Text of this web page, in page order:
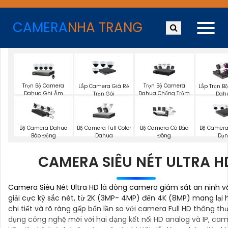
CAMERANHA TRANG
Trọn Bộ Camera
Dahua Ghi Âm
Lắp Camera Giá Rẻ
Trọn Gói
Trọn Bộ Camera
Dahua Chống Trộm
Lắp Trọn
Bộ Camera Dahua
Báo Động
Bộ Camera Full Color
Dahua
Bộ Camera Có Báo
Đông
Bộ
CAMERA SIÊU NÉT ULTRA
Camera Siêu Nét Ultra HD là dòng camera giám sát an ninh
giải cực kỳ sắc nét, từ 2K (3MP- 4MP) đến 4K (8MP) mang lại
chi tiết và rõ ràng gấp bốn lần so với camera Full HD thông
dụng công nghệ mới với hai dạng kết nối HD analog và IP,